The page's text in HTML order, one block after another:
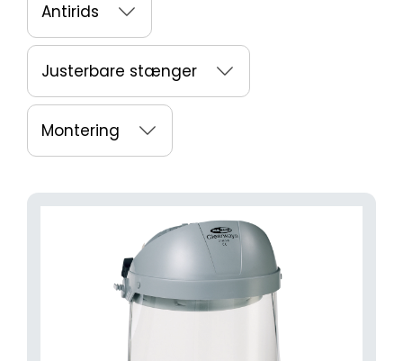
Antirids
Justerbare stænger
Montering